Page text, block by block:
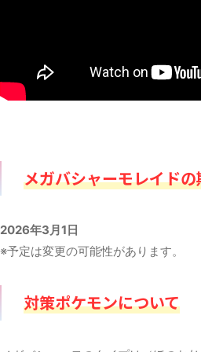
メガバシャーモレイドの
2026年3月1日
※予定は変更の可能性があります。
対策ポケモンについて